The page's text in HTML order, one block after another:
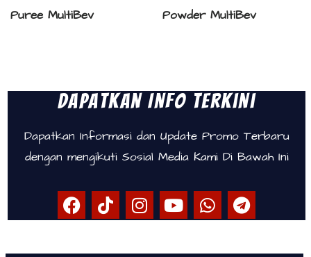
Puree MultiBev Powder MultiBev
Dapatkan Info Terkini
Dapatkan Informasi dan Update Promo Terbaru
dengan mengikuti Sosial Media Kami Di Bawah Ini